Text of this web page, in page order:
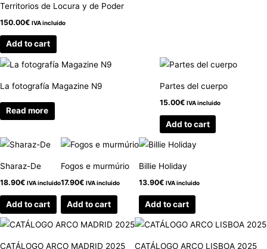
Territorios de Locura y de Poder
150.00€ IVA incluido
Add to cart
La fotografía Magazine N9
Read more
Partes del cuerpo
15.00€ IVA incluido
Add to cart
Sharaz-De
18.90€ IVA incluido
Add to cart
Fogos e murmúrio
17.90€ IVA incluido
Add to cart
Billie Holiday
13.90€ IVA incluido
Add to cart
CATÁLOGO ARCO MADRID 2025 CATÁLOGO ARCO LISBOA 2025